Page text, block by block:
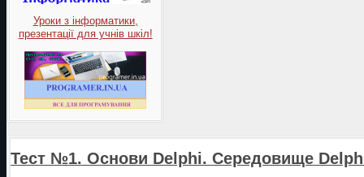
Уроки з інформатики,
презентації для учнів шкіл!
Тест №1. Основи Delphi. Середовище